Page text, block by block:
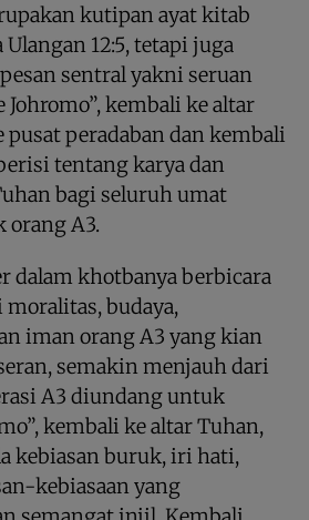
kutipan ayat kitab
12:5, tetapi juga
sentral yakni seruan
kembali ke altar
peradaban dan kembali
tentang karya dan
bagi seluruh umat
orang A3.
dalam khotbanya berbicara
budaya,
iman orang A3 yang kian
semakin menjauh dari
A3 diundang untuk
kembali ke altar Tuhan,
kebiasan buruk, iri hati,
kebiasaan yang